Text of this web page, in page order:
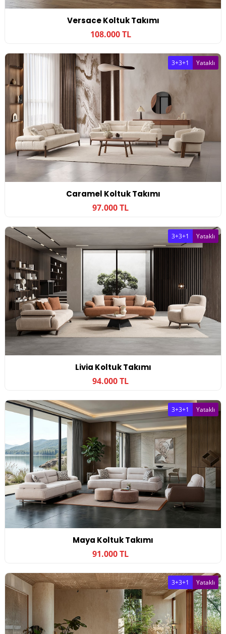
Versace Koltuk Takımı
108.000 TL
Caramel Koltuk Takımı
97.000 TL
3+3+1 Yataklı
Livia Koltuk Takımı
94.000 TL
3+3+1 Yataklı
Maya Koltuk Takımı
91.000 TL
3+3+1 Yataklı
3+3+1 Yataklı